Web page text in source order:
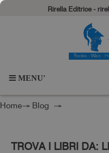
Rirella Editrice -
MENU'
Home→ Blog →
TROVA I LIBRI DA: